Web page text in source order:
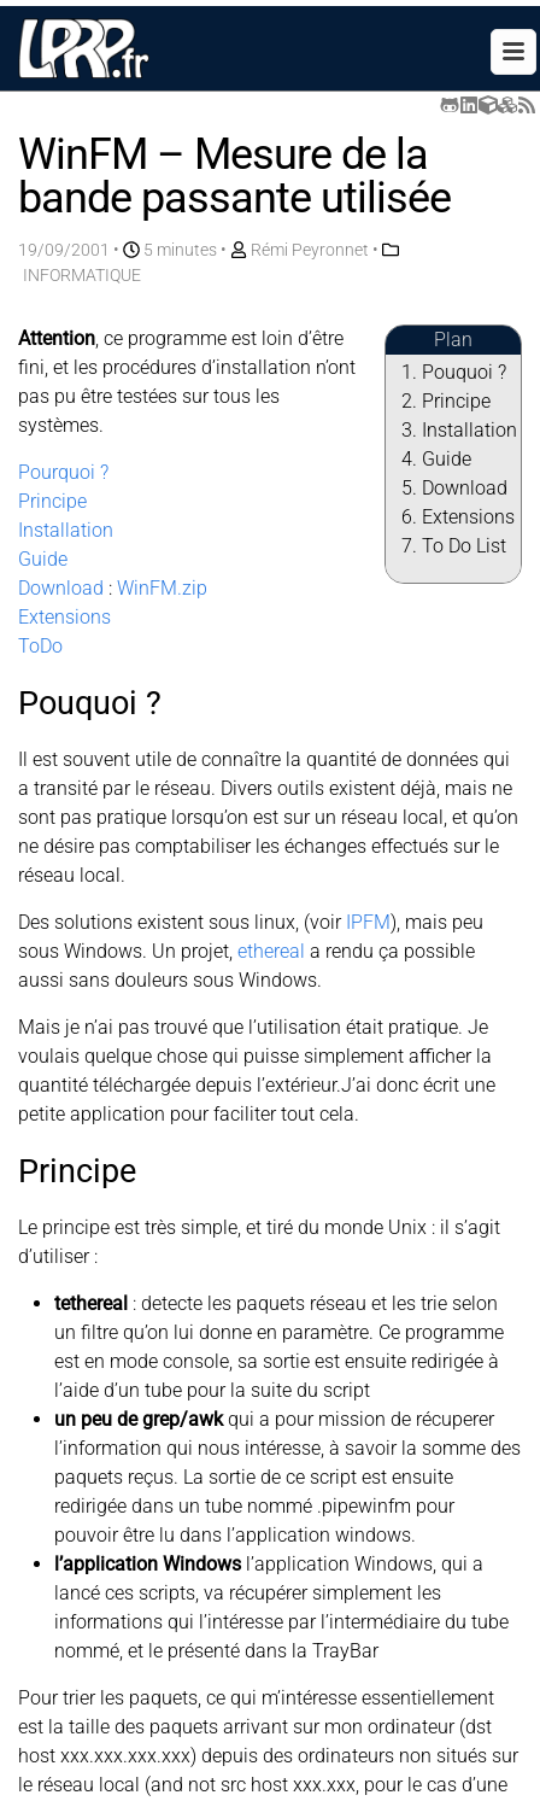
WinFM – Mesure de la
bande passante utilisée
19/09/2001 • 5 minutes • Rémi Peyronnet •
INFORMATIQUE
Plan
Pouquoi ?
Principe
Installation
Guide
Download
Extensions
To Do List
Attention, ce programme est loin d’être
fini, et les procédures d’installation n’ont
pas pu être testées sur tous les
systèmes.
Pourquoi ?
Principe
Installation
Guide
Download : WinFM.zip
Extensions
ToDo
Pouquoi ?
Il est souvent utile de connaître la quantité de données qui
a transité par le réseau. Divers outils existent déjà, mais ne
sont pas pratique lorsqu’on est sur un réseau local, et qu’on
ne désire pas comptabiliser les échanges effectués sur le
réseau local.
Des solutions existent sous linux, (voir IPFM), mais peu
sous Windows. Un projet, ethereal a rendu ça possible
aussi sans douleurs sous Windows.
Mais je n’ai pas trouvé que l’utilisation était pratique. Je
voulais quelque chose qui puisse simplement afficher la
quantité téléchargée depuis l’extérieur.J’ai donc écrit une
petite application pour faciliter tout cela.
Principe
Le principe est très simple, et tiré du monde Unix : il s’agit
d’utiliser :
tethereal : detecte les paquets réseau et les trie selon
un filtre qu’on lui donne en paramètre. Ce programme
est en mode console, sa sortie est ensuite redirigée à
l’aide d’un tube pour la suite du script
un peu de grep/awkqui a pour mission de récuperer
l’information qui nous intéresse, à savoir la somme des
paquets reçus. La sortie de ce script est ensuite
redirigée dans un tube nommé .pipewinfm pour
pouvoir être lu dans l’application windows.
l’application Windows l’application Windows, qui a
lancé ces scripts, va récupérer simplement les
informations qui l’intéresse par l’intermédiaire du tube
nommé, et le présenté dans la TrayBar
Pour trier les paquets, ce qui m’intéresse essentiellement
est la taille des paquets arrivant sur mon ordinateur (dst
host xxx.xxx.xxx.xxx) depuis des ordinateurs non situés sur
le réseau local (and not src host xxx.xxx, pour le cas d’une